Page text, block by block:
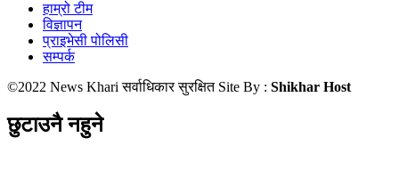
हाम्रो टीम
विज्ञापन
प्राइभेसी पोलिसी
सम्पर्क
©2022 News Khari सर्वाधिकार सुरक्षित Site By : Shikhar Host
छुटाउनै नहुने